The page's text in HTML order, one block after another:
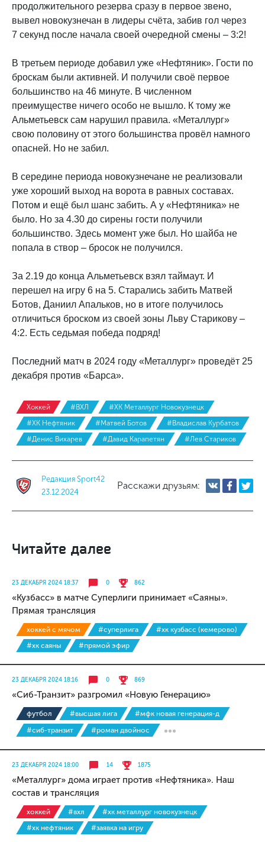
продолжительного резерва сразу в первое звено,
вывел новокузнечан в лидеры счёта, забив гол через
7 секунд после начала своей очередной смены – 3:2!
В третьем периоде добавил уже «Нефтяник». Гости по
броскам были активней. И получили своё первое
большинство на 46 минуте. В численном
преимуществе ничего особо не вышло. К тому же
Альметьевск сам нарушил правила. «Металлург»
свою половину от этого большинства провёл намного
опасней. Но не забил.
В середине периода новокузнечане не реализовали
уже хороший выход на ворота в равных составах.
Потом и ещё был шанс забить. А у «Нефтяника» не
было. Но за 4.30 до сирены гости получили
большинство. Здесь момент уже был. Но шайба не
попала в створ – бросок не получился.
За 2.19 до конца Альметьевск взял таймаут. И
перешел на игру 6 на 5. Старались забить Матвей
Ботов, Даниил Апальков, но в итоге получилось
отличиться броском из своей зоны Льву Старикову –
4:2. Есть седьмая победа подряд!
Последний матч в 2024 году «Металлург» проведёт 25
декабря против «Барса».
Хоккей #ВХЛ
#ХК Металлург Новокузнецк
#ХК Нефтяник
#Матвей Ботов
#Владислав Курбатов
#Денис Вихарев
#Давид Карапетян #Лев Стариков
Редакция Sport42
23.12.2024
Расскажи друзьям:
Читайте далее
23 ДЕКАБРЯ 2024 18:37 0 862
«Кузбасс» в матче Суперлиги принимает «Саяны».
Прямая трансляция
хоккей с мячом #суперлига
#хк кузбасс (кемерово)
#хк саяны
#прямой эфир
23 ДЕКАБРЯ 2024 18:16 0 869
«Сиб-Транзит» разгромил «Новую Генерацию»
футбол #высшая лига
#мфк новая генерация-д
#сиб-транзит
#роман двойнос
23 ДЕКАБРЯ 2024 18:00 14 1875
«Металлург» дома играет против «Нефтяника». Наш
состав и трансляция
хоккей #вхл
#хк металлург новокузнецк
#хк нефтяник
#заявка на игру